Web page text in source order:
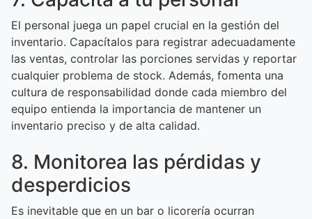
El personal juega un papel crucial en la gestión del
inventario. Capacítalos para registrar adecuadamente
las ventas, controlar las porciones servidas y reportar
cualquier problema de stock. Además, fomenta una
cultura de responsabilidad donde cada miembro del
equipo entienda la importancia de mantener un
inventario preciso y de alta calidad.
8. Monitorea las pérdidas y
desperdicios
Es inevitable que en un bar o licorería ocurran